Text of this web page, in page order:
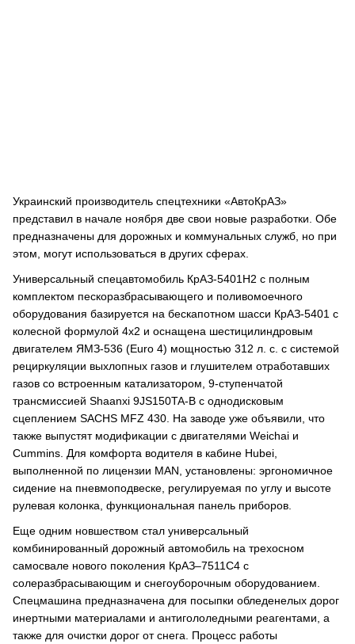
Украинский производитель спецтехники «АвтоКрАЗ»
представил в начале ноября две свои новые разработки. Обе
предназначены для дорожных и коммунальных служб, но при
этом, могут использоваться в других сферах.
Универсальный спецавтомобиль КрАЗ-5401Н2 с полным
комплектом пескоразбрасывающего и поливомоечного
оборудования базируется на бескапотном шасси КрАЗ-5401 с
колесной формулой 4х2 и оснащена шестицилиндровым
двигателем ЯМЗ-536 (Euro 4) мощностью 312 л. с. с системой
рециркуляции выхлопных газов и глушителем отработавших
газов со встроенным катализатором, 9-ступенчатой
трансмиссией Shaanxi 9JS150TA-B с однодисковым
сцеплением SACHS MFZ 430. На заводе уже объявили, что
также выпустят модификации с двигателями Weichai и
Cummins. Для комфорта водителя в кабине Hubei,
выполненной по лицензии MAN, установлены: эргономичное
сидение на пневмоподвеске, регулируемая по углу и высоте
рулевая колонка, функциональная панель приборов.
Еще одним новшеством стал универсальный
комбинированный дорожный автомобиль на трехосном
самосвале нового поколения КрАЗ–7511С4 с
солеразбрасывающим и снегоуборочным оборудованием.
Спецмашина предназначена для посыпки обледенелых дорог
инертными материалами и антигололедными реагентами, а
также для очистки дорог от снега. Процесс работы